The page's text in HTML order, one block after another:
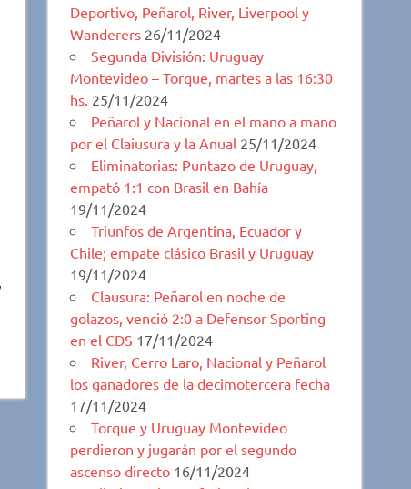
Deportivo, Peñarol, River, Liverpool y
Wanderers 26/11/2024
Segunda División: Uruguay
Montevideo – Torque, martes a las 16:30
hs. 25/11/2024
Peñarol y Nacional en el mano a mano
por el Claiusura y la Anual 25/11/2024
Eliminatorias: Puntazo de Uruguay,
empató 1:1 con Brasil en Bahía
19/11/2024
Triunfos de Argentina, Ecuador y
Chile; empate clásico Brasil y Uruguay
19/11/2024
Clausura: Peñarol en noche de
golazos, venció 2:0 a Defensor Sporting
en el CDS 17/11/2024
River, Cerro Laro, Nacional y Peñarol
los ganadores de la decimotercera fecha
17/11/2024
Torque y Uruguay Montevideo
perdieron y jugarán por el segundo
ascenso directo 16/11/2024